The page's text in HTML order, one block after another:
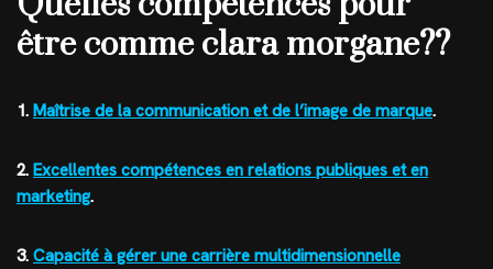
être comme clara morgane??
1. Maîtrise de la communication et de l’image de marque.
2. Excellentes compétences en relations publiques et en
marketing.
3. Capacité à gérer une carrière multidimensionnelle